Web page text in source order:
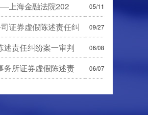
上海金融法院202 05/11
证券虚假陈述责任纠 09/27
述责任纠纷案一审判 06/08
务所证券虚假陈述责 06/07